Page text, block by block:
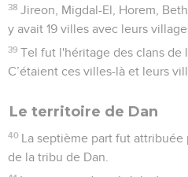
38 Jireon, Migdal-El, Horem,
y avait 19 villes avec leurs
39 Tel fut l'héritage des clans de
C’étaient ces villes-là et leurs
Le territoire de Dan
40 La septième part fut attribuée
de la tribu de Dan.